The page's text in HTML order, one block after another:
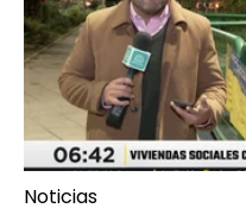
Noticias